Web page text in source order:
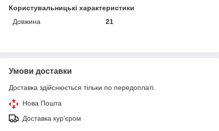
Користувальницькі характеристики
Довжина
21
Умови доставки
Доставка здійснюється тільки по передоплаті.
Нова Пошта
Доставка кур'єром